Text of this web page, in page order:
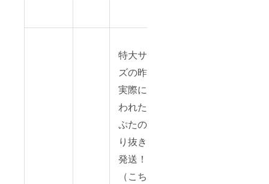
特大サイ
ズの昨年
実際に使
われたね
ぷたの切
り抜きを
発送！
（こちら